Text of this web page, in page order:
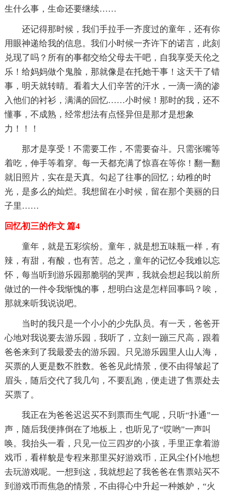
生什么事，生命还要继续……
还记得那时候，我们手拉手一齐度过的童年，还有你
用眼神递给我的信息。我们小时候一齐许下的诺言，此刻
兑现了吗？所有的事都交给父母去干吧，自我享受天伦之
乐！给妈妈做个鬼脸，那就像是在托她干事！这天干了错
事，明天就转晴。看着大人们辛苦的汗水，一滴一滴的渗
入他们的衬衫，满满的回忆……小时候！那时的我，还不
懂事，不成熟，经常想法有点怪异但是那才是想象
力！！！
那才是享受！不需要工作，不需要奋斗。只需张嘴等
着吃，伸手等着穿。每一天都充满了惊喜在等你！翻一翻
就旧照片，实在是天真。勾起了往事的回忆；幼稚的时
光，是多么的灿烂。我想留在小时候，留在那个美丽的日
子里……
回忆初三的作文 篇4
童年，就是五彩缤纷。童年，就是想五味瓶一样，有
辣，有甜，有酸，也有苦。总之，童年的记忆令我难以忘
怀，每当听到游乐园那脆弱的哭声，我就会想起我以前所
做过的一件令我惭愧的事，想明白这是怎样回事吗？唉，
那就来听我说说吧。
当时的我只是一个小小的少先队员。有一天，爸爸开
心地对我说要去游乐园，我听了，立刻一蹦三尺高，跟着
爸爸来到了我最爱去的游乐园。只见游乐园里人山人海，
买票的人更是数不胜数。爸爸见此情景，便不由得皱起了
眉头，随后交代了我几句，不要乱跑，便走进了售票处去
买票了。
我正在为爸爸迟迟买不到票而生气呢，只听“扑通”一
声，随后我便摔倒在了地板上，也听见了“哎哟”一声叫
唤。我抬头一看，只见一位三四岁的小孩，手里正拿着游
戏币，看样貌是专程来那里买好游戏币，正风尘仆仆地想
去玩游戏呢。一想到这，我就想起了我爸爸在售票站买不
到游戏币而焦急的情景，不由得心中升起一种嫉妒，“火